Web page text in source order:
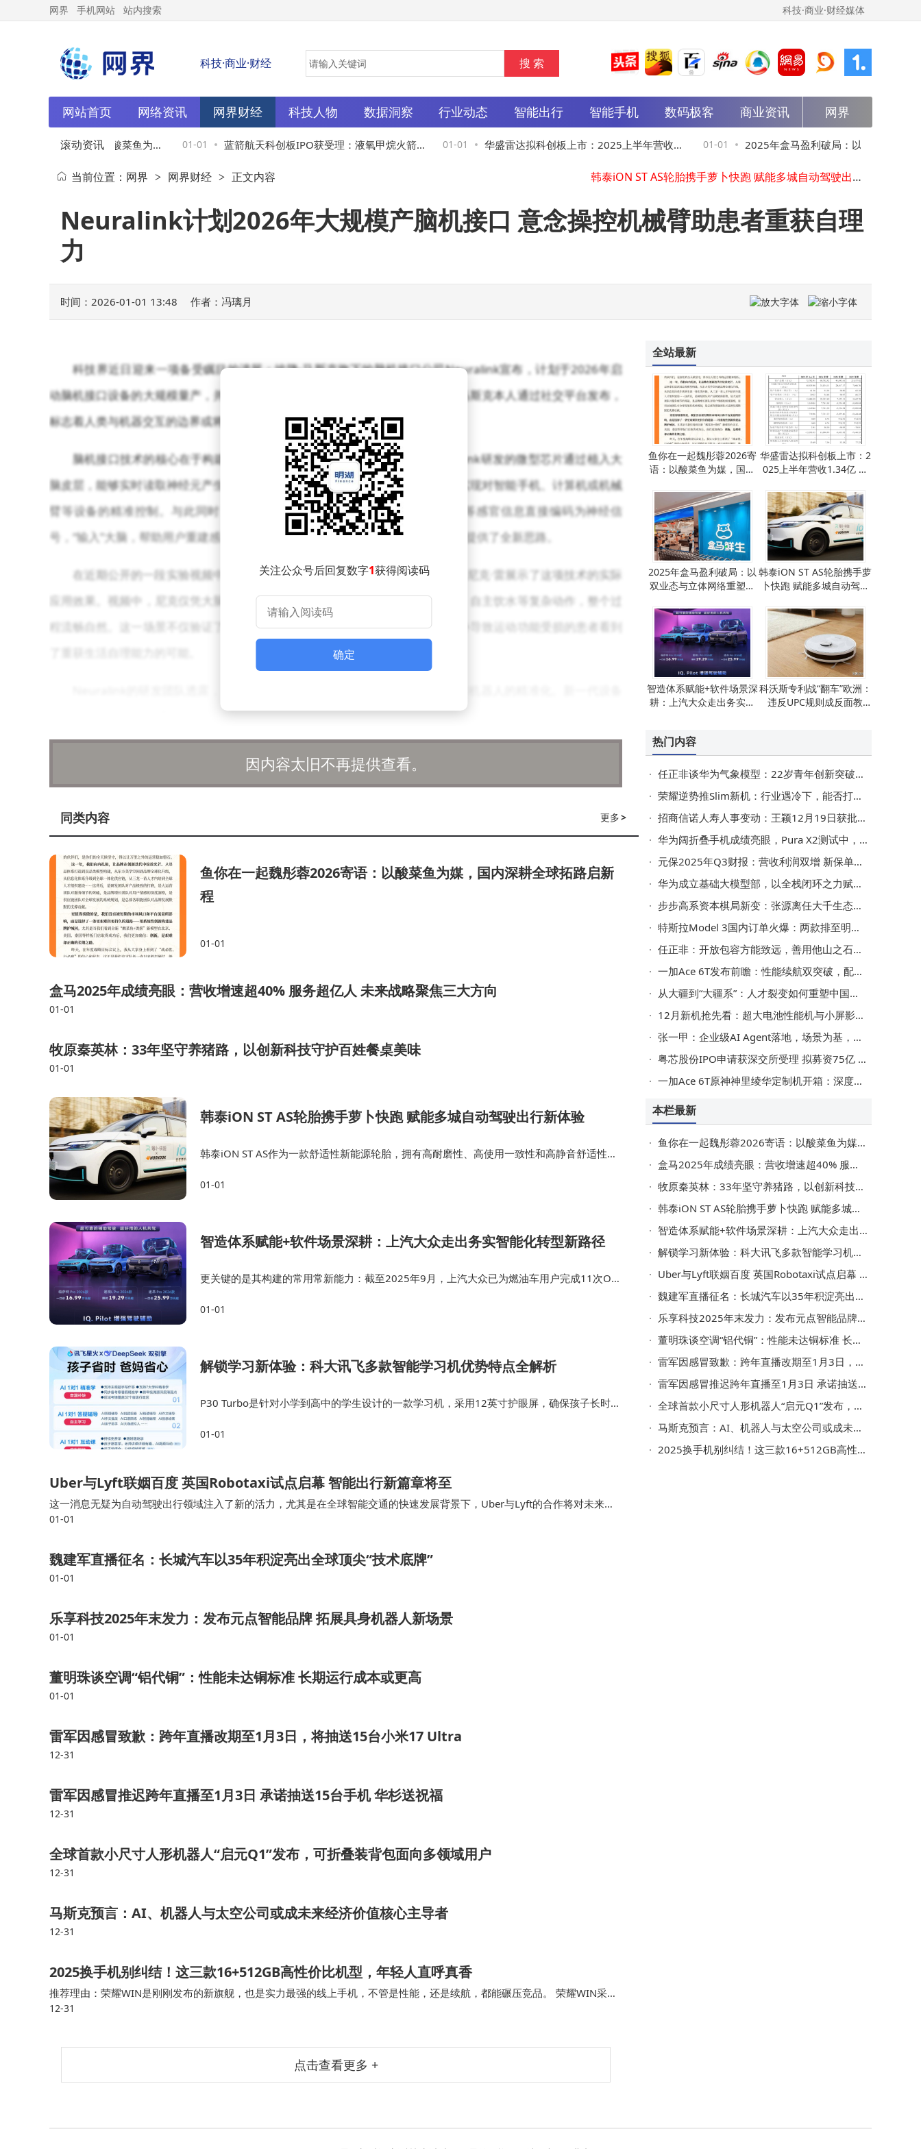
网界 手机网站 站内搜索 科技·商业·财经媒体
科技·商业·财经
网站首页 网络资讯 网界财经 科技人物 数据洞察 行业动态 智能出行 智能手机 数码极客 商业资讯 网界
滚动资讯
彤蓉2026寄语：以酸菜鱼为
全球拓路启新程
01-01 蓝箭航天科创板IPO获受理：液氧甲烷火箭领
航，商业化进程加速推进
01-01 华盛雷达拟科创板上市：2025上半年营收1. 01-01 2025年盒马盈利破局：以双业态与立体
重塑即时零售新标杆
鱼你在一起魏彤蓉2026寄语：以酸菜鱼为媒，国内深耕全球拓路启新程
盒马2025年成绩亮眼：营收增速超40% 服务超亿人 未来战略聚焦三大方向
韩泰iON ST AS轮胎携手萝卜快跑 赋能多城自动驾驶出行新体验
解锁学习新体验：科大讯飞多款智能学习机优势特点全解析
Uber与Lyft联姻百度 英国Robotaxi试点启幕 智能出行新篇章将至
当前位置： 网界 > 网界财经 > 正文内容
Neuralink计划2026年大规模产脑机接口 意念操控机械臂助患者重获自理
力
时间：2026-01-01 13:48 作者：冯璃月
科技界近日迎来一项备受瞩目的进展：埃隆·马斯克旗下的脑机接口公司Neuralink宣布，计划于2026年启
动脑机接口设备的大规模量产，并同步推进手术流程的自动化升级。这一消息由马斯克本人通过社交平台发布，
标志着人类与机器交互的边界或将迎来重大突破。
脑机接口技术的核心在于构建大脑与外部设备之间的双向通信通道。Neuralink研发的微型芯片通过植入大
脑皮层，能够实时读取神经元产生的电信号，并将其转化为可识别的指令，从而实现对智能手机、计算机或机械
臂等设备的精准控制。与此同时，该系统还能通过电刺激技术，将视觉、听觉等感官信息直接编码为神经信
号，“输入”大脑，帮助用户重建感知能力。这种双向交互模式为解决神经系统疾病提供了全新思路。
在近期公开的一段实验视频中，一名患有肌萎缩侧索硬化症（ALS）的志愿者尼克·雷展示了这项技术的实际
应用效果。视频中，尼克仅凭大脑意念便操控机械臂完成了拿起水杯、倾斜杯口、自主饮水等复杂动作，整个过
程流畅自然。这一场景不仅验证了脑机接口系统的可靠性，更让许多因疾病或意外导致运动功能受损的患者看到
体积仅相当于一枚硬币，植入过程通过机器人辅助完成，创伤极小且恢复迅速。未来随着量产推进，成本有望大
幅降低，使更多患者能够受益。团队正在探索将技术应用于抑郁症、帕金森病等神经精神疾病的治疗，进一步拓
犯，如何避免设备长期植入可能引发的生物相容性问题，以及如何制定跨国监管标准等，均需行业与监管机构共
同探索。马斯克在发布消息时也强调，Neuralink将严格遵循医疗伦理规范，所有临床试验均需通过独立机构审
核，确保技术安全可控。
从科幻概念到临床应用，脑机接口技术正逐步走出实验室，融入现实生活。尼克·雷的案例不仅是个体命运
的转折，更是人类探索自身神经系统的里程碑。随着技术迭代与法规完善，这一领域或将重新定义“人机共生”的
关注公众号后回复数字1获得阅读码
确定
因内容太旧不再提供查看。
更多>
同类内容
鱼你在一起魏彤蓉2026寄语：以酸菜鱼为媒，国内深耕全球拓路启新
程
01-01
盒马2025年成绩亮眼：营收增速超40% 服务超亿人 未来战略聚焦三大方向
01-01
牧原秦英林：33年坚守养猪路，以创新科技守护百姓餐桌美味
01-01
韩泰iON ST AS轮胎携手萝卜快跑 赋能多城自动驾驶出行新体验
韩泰iON ST AS作为一款舒适性新能源轮胎，拥有高耐磨性、高使用一致性和高静音舒适性三
感与乘客舒适度，也…
01-01
智造体系赋能+软件场景深耕：上汽大众走出务实智能化转型新路径
更关键的是其构建的常用常新能力：截至2025年9月，上汽大众已为燃油车用户完成11次OT
上汽奥迪“以用户为中心”，通过软件…
01-01
解锁学习新体验：科大讯飞多款智能学习机优势特点全解析
P30 Turbo是针对小学到高中的学生设计的一款学习机，采用12英寸护眼屏，确保孩子长时间
无论是追求个性化学习的LUMI…
01-01
Uber与Lyft联姻百度 英国Robotaxi试点启幕 智能出行新篇章将至
这一消息无疑为自动驾驶出行领域注入了新的活力，尤其是在全球智能交通的快速发展背景下，Uber与Lyft的合作将对未来出
行模式产生深远影响。这标志着Uber在全球范围内进一步拓展无人驾驶出行服务的战略布局，借助…
01-01
魏建军直播征名：长城汽车以35年积淀亮出全球顶尖“技术底牌”
01-01
乐享科技2025年末发力：发布元点智能品牌 拓展具身机器人新场景
01-01
董明珠谈空调“铝代铜”：性能未达铜标准 长期运行成本或更高
01-01
雷军因感冒致歉：跨年直播改期至1月3日，将抽送15台小米17 Ultra
12-31
雷军因感冒推迟跨年直播至1月3日 承诺抽送15台手机 华杉送祝福
12-31
全球首款小尺寸人形机器人“启元Q1”发布，可折叠装背包面向多领域用户
12-31
马斯克预言：AI、机器人与太空公司或成未来经济价值核心主导者
12-31
2025换手机别纠结！这三款16+512GB高性价比机型，年轻人直呼真香
推荐理由：荣耀WIN是刚刚发布的新旗舰，也是实力最强的线上手机，不管是性能，还是续航，都能碾压竞品。 荣耀WIN采用
6.83英寸1.5K分辨率的LTPS直屏，支持185Hz超超超高刷新率，比一加15的165…
12-31
点击查看更多 +
全站最新
鱼你在一起魏彤蓉2026寄
语：以酸菜鱼为媒，国内
华盛雷达拟科创板上市：2
025上半年营收1.34亿 净
2025年盒马盈利破局：以
双业态与立体网络重塑即
韩泰iON ST AS轮胎携手萝
卜快跑 赋能多城自动驾驶
智造体系赋能+软件场景深
耕：上汽大众走出务实智
科沃斯专利战“翻车”欧洲：
违反UPC规则成反面教
热门内容
任正非谈华为气象模型：22岁青年创新突破，鼓励年轻人敢想敢干造福未来
荣耀逆势推Slim新机：行业遇冷下，能否打破iPhone Air式困境？
招商信诺人寿人事变动：王颖12月19日获批出任董事长一职
华为阔折叠手机成绩亮眼，Pura X2测试中，麒麟9030加持或明年一季度亮相
元保2025年Q3财报：营收利润双增 新保单量与技术实力同步提升
华为成立基础大模型部，以全栈闭环之力赋能AI产业新发展
步步高系资本棋局新变：张源离任大千生态，段力平接棒掌舵
特斯拉Model 3国内订单火爆：两款排至明年2月，另两款交付也近2月
任正非：开放包容方能致远，善用他山之石助力中国科技稳步前行
一加Ace 6T发布前瞻：性能续航双突破，配置价格全揭秘
从大疆到“大疆系”：人才裂变如何重塑中国硬件创新版图？
12月新机抢先看：超大电池性能机与小屏影像旗舰同台竞技
张一甲：企业级AI Agent落地，场景为基，数据驱动智能进化之路
粤芯股份IPO申请获深交所受理 拟募资75亿 广发证券保驾护航
一加Ace 6T原神神里绫华定制机开箱：深度定制尽显“白鹭公主”灵动之美
本栏最新
鱼你在一起魏彤蓉2026寄语：以酸菜鱼为媒，国内深耕全球拓路启新程
盒马2025年成绩亮眼：营收增速超40% 服务超亿人 未来战略聚焦三大方向
牧原秦英林：33年坚守养猪路，以创新科技守护百姓餐桌美味
韩泰iON ST AS轮胎携手萝卜快跑 赋能多城自动驾驶出行新体验
智造体系赋能+软件场景深耕：上汽大众走出务实智能化转型新路径
解锁学习新体验：科大讯飞多款智能学习机优势特点全解析
Uber与Lyft联姻百度 英国Robotaxi试点启幕 智能出行新篇章将至
魏建军直播征名：长城汽车以35年积淀亮出全球顶尖“技术底牌”
乐享科技2025年末发力：发布元点智能品牌 拓展具身机器人新场景
董明珠谈空调“铝代铜”：性能未达铜标准 长期运行成本或更高
雷军因感冒致歉：跨年直播改期至1月3日，将抽送15台小米17 Ultra
雷军因感冒推迟跨年直播至1月3日 承诺抽送15台手机 华杉送祝福
全球首款小尺寸人形机器人“启元Q1”发布，可折叠装背包面向多领域用户
马斯克预言：AI、机器人与太空公司或成未来经济价值核心主导者
2025换手机别纠结！这三款16+512GB高性价比机型，年轻人直呼真香